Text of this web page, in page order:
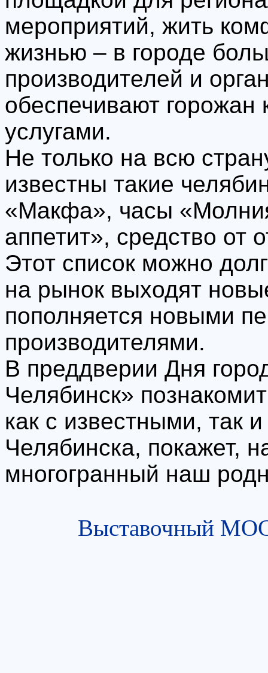
мероприятий, жить
жизнью – в городе
производителей и
обеспечивают
услугами.
Не только на всю
известны такие
«Макфа», часы
аппетит», средство от
Этот список можно
на рынок выходят
пополняется новыми
производителями.
В преддверии Дня
Челябинск»
как с известными, так
Челябинска, покажет,
многогранный наш
Выставочный